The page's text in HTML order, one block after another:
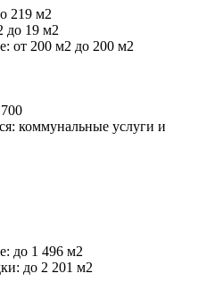
219 м2
до 19 м2
от 200 м2 до 200 м2
700
коммунальные услуги и
до 1 496 м2
до 2 201 м2